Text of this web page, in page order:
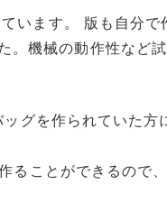
います。 版も自分で
。機械の動作性など試
グを作られていた方
ることができるので